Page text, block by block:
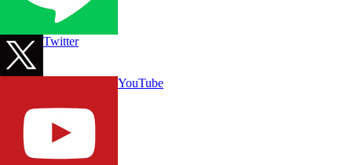
Twitter
YouTube